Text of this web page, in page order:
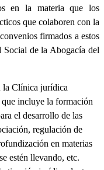
en la materia que los
que colaboren con la
firmados a estos
Social de la Abogacía del
la Clínica jurídica
incluye la formación
el desarrollo de las
regulación de
en materias
estén llevando, etc.